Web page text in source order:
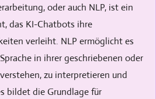
oder auch NLP, ist ein
das KI-Chatbots ihre
verleiht. NLP ermöglicht es
in ihrer geschriebenen oder
zu interpretieren und
bildet die Grundlage für